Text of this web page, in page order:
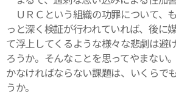
ＵＲＣという組織の功罪について、
っと深く検証が行われていれば、後に
て浮上してくるような様々な悲劇は避
ろうか。そんなことを思ってやまない
かなければならない課題は、いくらで
うか。